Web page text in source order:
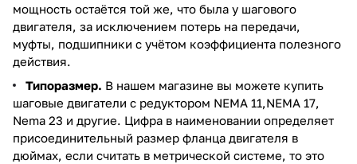
мощность остаётся той же, что была у шагового
двигателя, за исключением потерь на передачи,
муфты, подшипники с учётом коэффициента полезного
действия.
Типоразмер. В нашем магазине вы можете купить
шаговые двигатели с редуктором NEMA 11,NEMA 17,
Nema 23 и другие. Цифра в наименовании определяет
присоединительный размер фланца двигателя в
дюймах, если считать в метрической системе, то это